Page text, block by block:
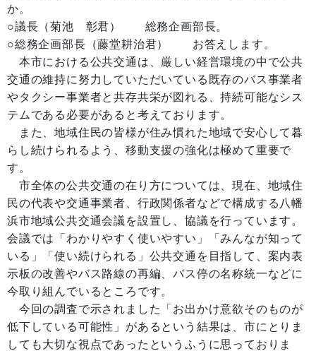
か。
○議長（菊池 彰君） 総務企画部長。
○総務企画部長（藤堂耕治君） お答えします。
本市における公共交通は、厳しい経営環境の中で公共
交通の維持に努力していただいている既存のバス事業者
やタクシー事業者と共存共栄が図れる、持続可能なシス
テムである必要があると考えております。
また、地域住民の皆様が住み慣れた地域で安心して暮
らし続けられるよう、移動支援の強化は極めて重要で
す。
市全体の公共交通の在り方については、現在、地域住
民の代表や交通事業者、行政関係者などで構成する八幡
浜市地域公共交通会議を設置し、協議を行っています。
会議では「わかりやすく使いやすい」「みんなが知って
いる」「使い続けられる」公共交通を目指して、案内表
示板の改善やバス路線の再編、バス停の名称統一などに
今取り組んでいるところです。
今回の調査で示されました「お出かけ意欲そのものが
低下している可能性」があるという結果は、市にとりま
しても大切な視点であったというふうに思っておりま